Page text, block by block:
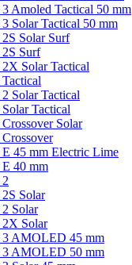
Amoled Tactical 50 mm
Solar Tactical 50 mm
Solar Surf
Surf
Solar Tactical
Solar Tactical
Tactical
Solar
45 mm Electric Lime
40 mm
Solar
Solar
Solar
3 AMOLED 45 mm
3 AMOLED 50 mm